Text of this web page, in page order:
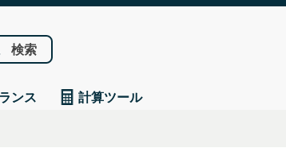
検索
ンス 計算ツール